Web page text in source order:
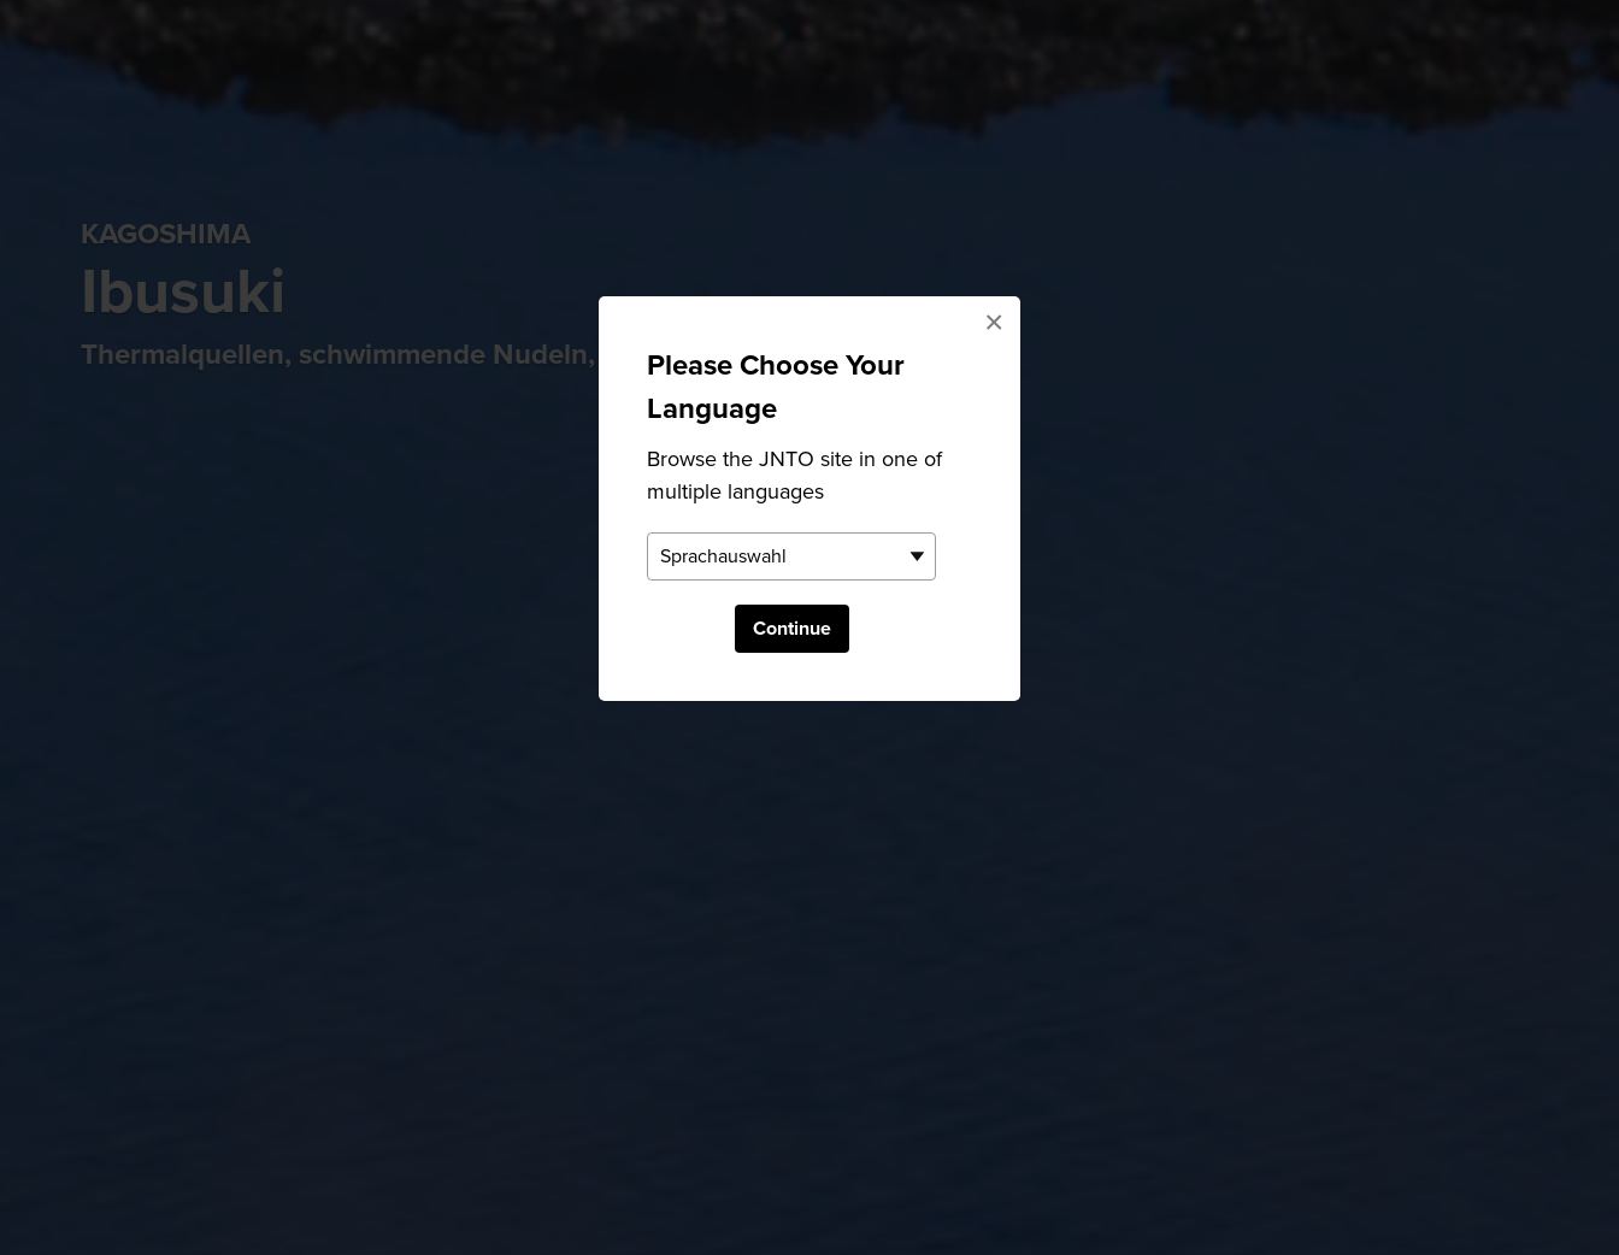
Please Choose Your
Language
Browse the JNTO site in one of
multiple languages
Continue
×
KAGOSHIMA
Ibusuki
Thermalquellen, schwimmende Nudeln, Meerblick und der Satsuma Fuji